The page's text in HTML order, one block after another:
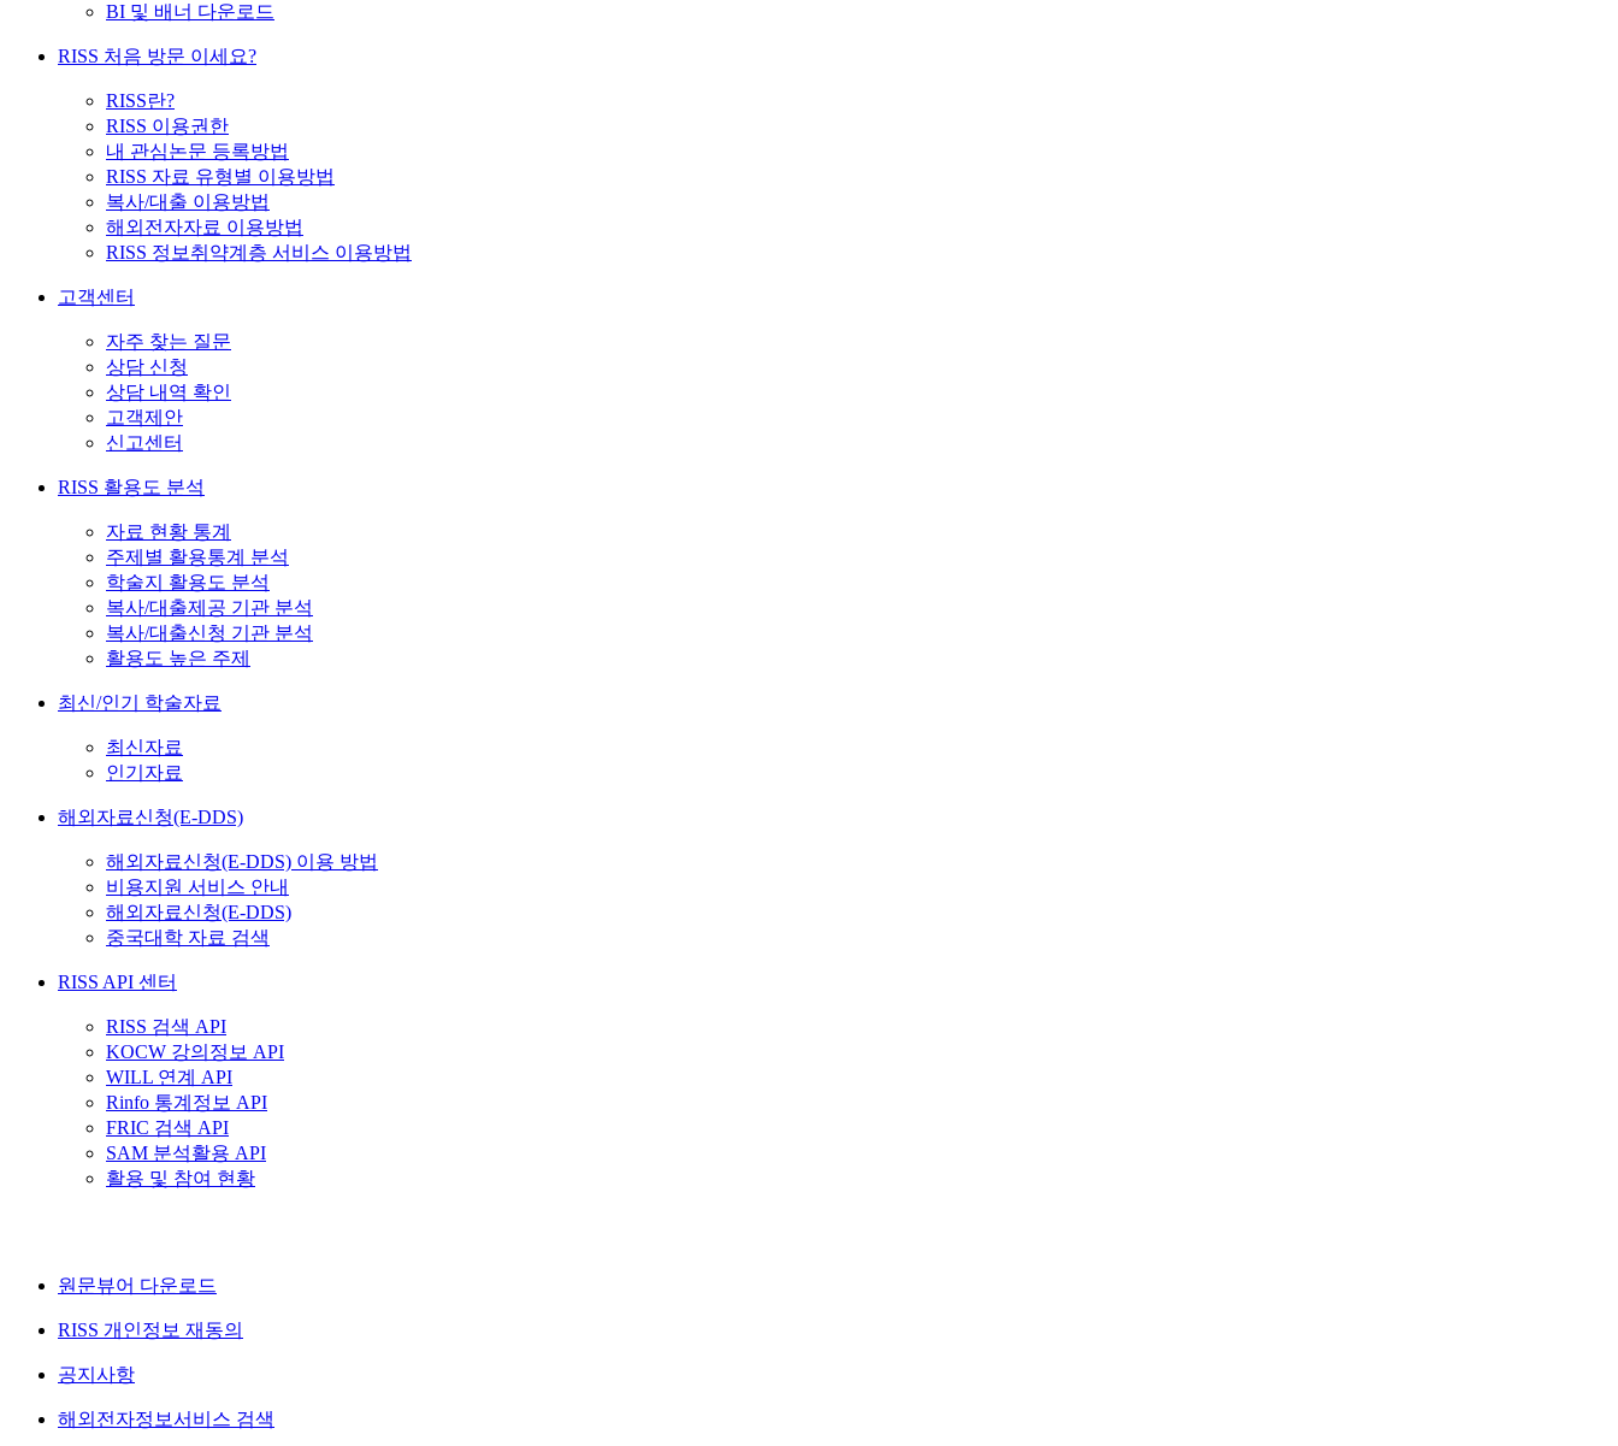
BI 및 배너 다운로드
RISS 처음 방문 이세요?
RISS란?
RISS 이용권한
내 관심논문 등록방법
RISS 자료 유형별 이용방법
복사/대출 이용방법
해외전자자료 이용방법
RISS 정보취약계층 서비스 이용방법
고객센터
자주 찾는 질문
상담 신청
상담 내역 확인
고객제안
신고센터
RISS 활용도 분석
자료 현황 통계
주제별 활용통계 분석
학술지 활용도 분석
복사/대출제공 기관 분석
복사/대출신청 기관 분석
활용도 높은 주제
최신/인기 학술자료
최신자료
인기자료
해외자료신청(E-DDS)
해외자료신청(E-DDS) 이용 방법
비용지원 서비스 안내
해외자료신청(E-DDS)
중국대학 자료 검색
RISS API 센터
RISS 검색 API
KOCW 강의정보 API
WILL 연계 API
Rinfo 통계정보 API
FRIC 검색 API
SAM 분석활용 API
활용 및 참여 현황
원문뷰어 다운로드
RISS 개인정보 재동의
공지사항
해외전자정보서비스 검색